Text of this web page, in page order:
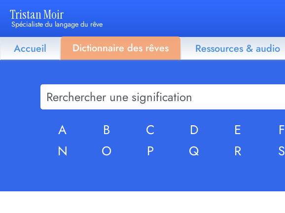
Tristan Moir
Spécialiste du langage du rêve
Accueil Dictionnaire des rêves Ressources & audio
A B C D E F
N
O P Q R S